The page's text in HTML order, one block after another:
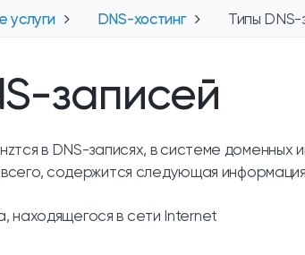
услуги DNS-хостинг Типы
записей
в DNS-записях, в системе
содержится следующая
находящегося в сети Internet